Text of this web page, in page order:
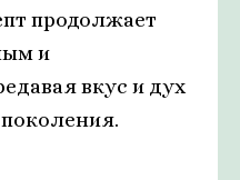
продолжает
и
вкус и дух